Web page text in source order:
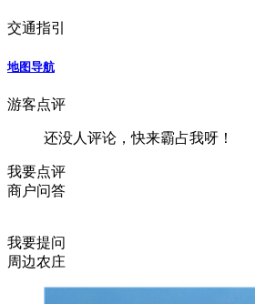
交通指引
地图导航
游客点评
还没人评论，快来霸占我呀！
我要点评
商户问答
我要提问
周边农庄